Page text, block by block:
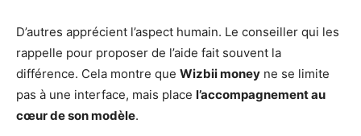
D’autres apprécient l’aspect humain. Le conseiller qui les
rappelle pour proposer de l’aide fait souvent la
différence. Cela montre que Wizbii money ne se limite
pas à une interface, mais place l’accompagnement au
cœur de son modèle.